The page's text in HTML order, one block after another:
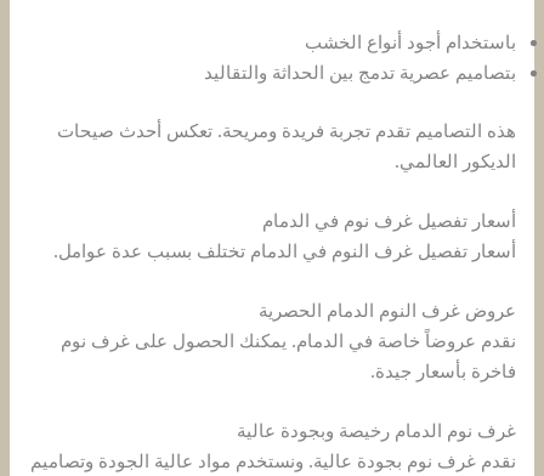
باستخدام أجود أنواع الخشب
بتصاميم عصرية تدمج بين الحداثة والتقاليد
هذه التصاميم تقدم تجربة فريدة ومريحة. تعكس أحدث صيحات
الديكور العالمي.
أسعار تفصيل غرف نوم في الدمام
أسعار تفصيل غرف النوم في الدمام تختلف بسبب عدة عوامل.
عروض غرف النوم الدمام الحصرية
نقدم عروضاً خاصة في الدمام. يمكنك الحصول على غرف نوم
فاخرة بأسعار جيدة.
غرف نوم الدمام رخيصة وبجودة عالية
نقدم غرف نوم بجودة عالية. ونستخدم مواد عالية الجودة وتصاميم